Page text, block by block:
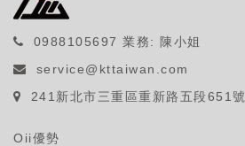
0988105697 業務: 陳小姐
service@kttaiwan.com
241新北市三重區重新路五段651號
Oii優勢